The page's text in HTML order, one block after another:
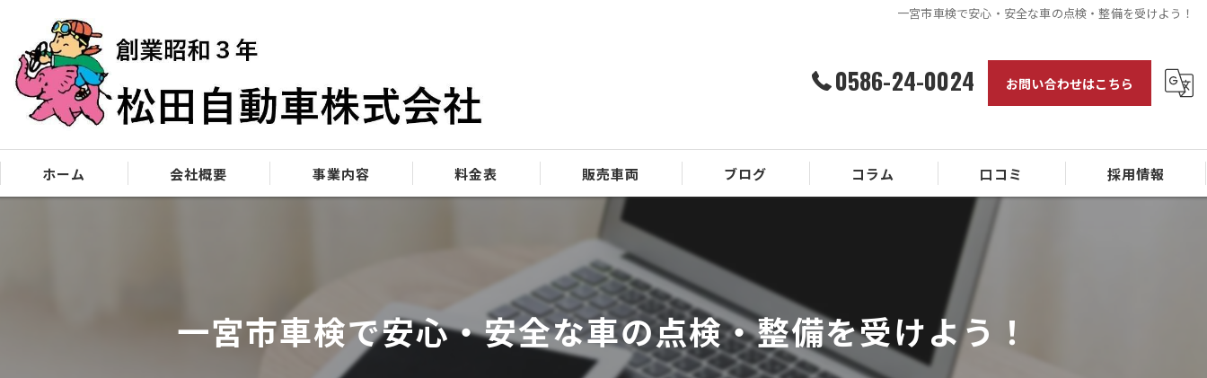
一宮市車検で安心・安全な車の点検・整備を受けよう！
0586-24-0024 お問い合わせはこちら
ホーム 会社概要
サービスへの想い
事業内容
修理
料金表 販売車両 ブログ コラム 口コミ 採用情報
一宮市車検で安心・安全な車の点検・整備を受けよう！